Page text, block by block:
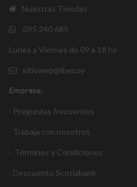
Nuestras Tiendas
095 240 685
Lunes a Viernes de 09 a 18 hs
sitioweb@iber.uy
Empresa:
· Preguntas frecuentes
· Trabaja con nosotros
· Términos y Condiciones
· Descuento Scotiabank